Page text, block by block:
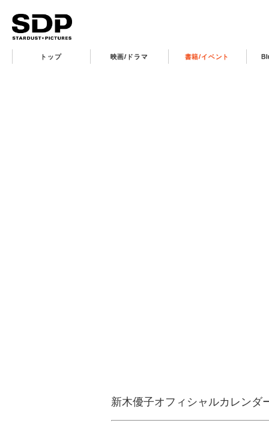
トップ 映画/ドラマ 書籍/イベント
新木優子オフィシャルカレンダ